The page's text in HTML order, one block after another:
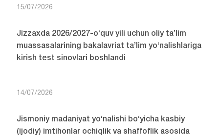
15/07/2026
Jizzaxda 2026/2027-o‘quv yili uchun oliy ta’lim
muassasalarining bakalavriat ta’lim yo‘nalishlariga
kirish test sinovlari boshlandi
14/07/2026
Jismoniy madaniyat yo‘nalishi bo‘yicha kasbiy
(ijodiy) imtihonlar ochiqlik va shaffoflik asosida